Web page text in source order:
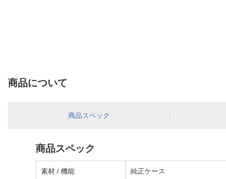
商品について
商品スペック
商品スペック
素材 / 機能 純正ケース